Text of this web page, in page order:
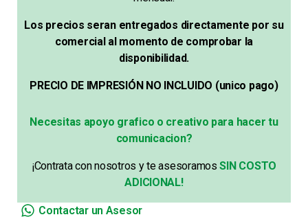
Los precios seran entregados directamente por su
comercial al momento de comprobar la
disponibilidad.
PRECIO DE IMPRESIÓN NO INCLUIDO (unico pago)
Necesitas apoyo grafico o creativo para hacer tu
comunicacion?
¡Contrata con nosotros y te asesoramos SIN COSTO
ADICIONAL!
Contactar un Asesor